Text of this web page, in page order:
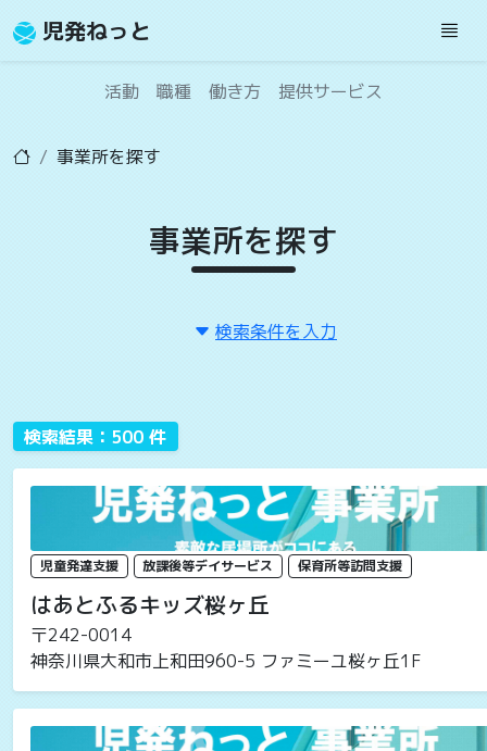
児発ねっと
活動 職種 働き方 提供サービス
事業所を探す
事業所を探す
検索条件を入力
検索結果：500 件
児童発達支援 放課後等デイサービス 保育所等訪問支援
はあとふるキッズ桜ヶ丘
〒242-0014
神奈川県大和市上和田960-5 ファミーユ桜ヶ丘1F